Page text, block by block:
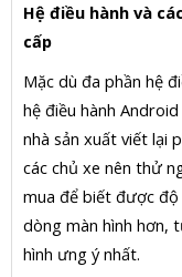
Hệ điều hành và
cấp
Mặc dù đa phần hệ
hệ điều hành
nhà sản xuất viết lại
các chủ xe nên thử
mua để biết được
dòng màn hình hơn,
hình ưng ý nhất.